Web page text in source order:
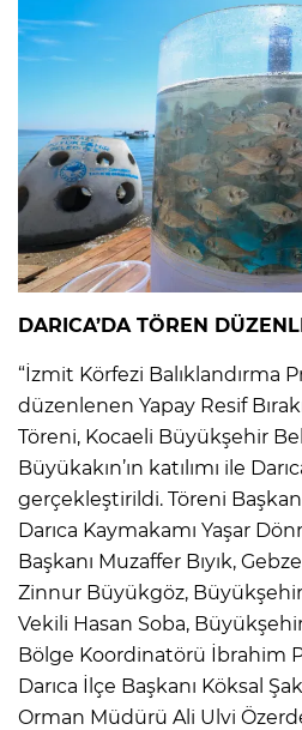
DARICA’DA TÖREN
“İzmit Körfezi Balıklandırma
düzenlenen Yapay Resif
Töreni, Kocaeli Büyükşehir
Büyükakın’ın katılımı ile
gerçekleştirildi. Töreni Başkan
Darıca Kaymakamı Yaşar
Başkanı Muzaffer Bıyık,
Zinnur Büyükgöz,
Vekili Hasan Soba,
Bölge Koordinatörü İbrahim
Darıca İlçe Başkanı Köksal
Orman Müdürü Ali Ulvi